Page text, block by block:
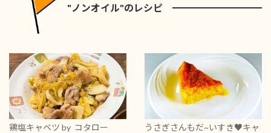
"ノンオイル"のレシピ
鶏塩キャベツ by コタロー
うさぎさんもだ~いすき♥キャ